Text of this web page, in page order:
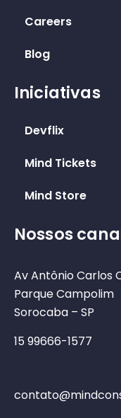
Careers
Blog
Iniciativas
Devflix
Mind Tickets
Mind Store
Nossos
Av Antônio Carlos
Parque Campolim
Sorocaba – SP
15 99666-1577